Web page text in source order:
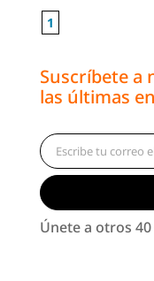
1
Suscríbete a
las últimas
Escribe tu correo electrónico…
Únete a otros